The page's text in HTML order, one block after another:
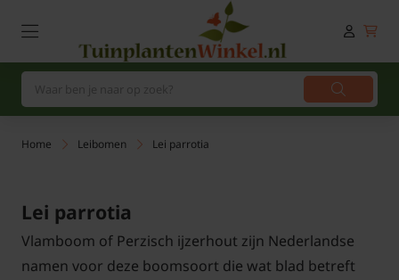
Home Leibomen Lei parrotia
Lei parrotia
Vlamboom of Perzisch ijzerhout zijn Nederlandse
namen voor deze boomsoort die wat blad betreft